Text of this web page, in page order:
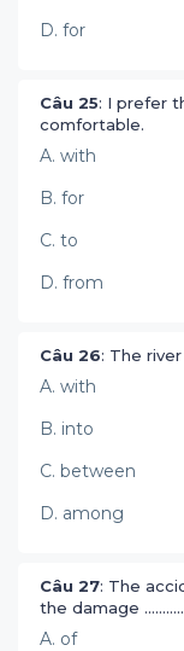
D. for
Câu 25: I prefer
comfortable.
A. with
B. for
C. to
D. from
Câu 26: The
A. with
B. into
C. between
D. among
Câu 27: The
the damage
A. of